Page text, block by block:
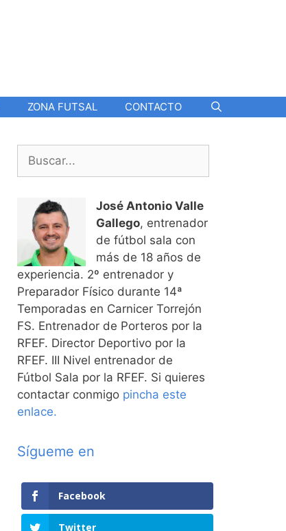
ZONA FUTSAL CONTACTO
Buscar:
José Antonio Valle
Gallego, entrenador
de fútbol sala con
más de 18 años de
experiencia. 2º entrenador y
Preparador Físico durante 14ª
Temporadas en Carnicer Torrejón
FS. Entrenador de Porteros por la
RFEF. Director Deportivo por la
RFEF. III Nivel entrenador de
Fútbol Sala por la RFEF. Si quieres
contactar conmigo pincha este
enlace.
Sígueme en
Facebook
Twitter